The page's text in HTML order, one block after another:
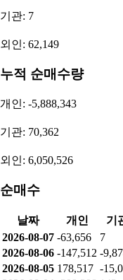
기관: 7
외인: 62,149
누적 순매수량
개인: -5,888,343
기관: 70,362
외인: 6,050,526
순매수
날짜 개인 기
2026-08-07 -63,656 7
2026-08-06 -147,512 -
2026-08-05 178,517 -